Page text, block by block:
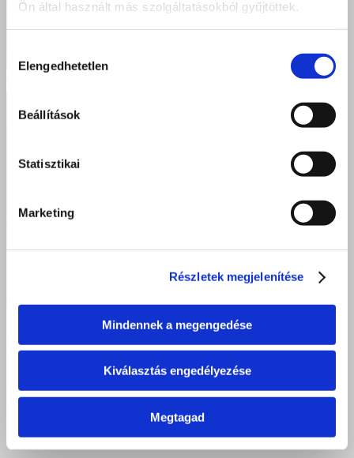
Ön által használt más szolgáltatásokból gyűjtöttek.
kiválasztása
Elengedhetetlen
Beállítások
Statisztikai
Marketing
Részletek megjelenítése
Mindennek a megengedése
Kiválasztás engedélyezése
Megtagad
A kisvárdai Bazilosok ma történelmet írtak!